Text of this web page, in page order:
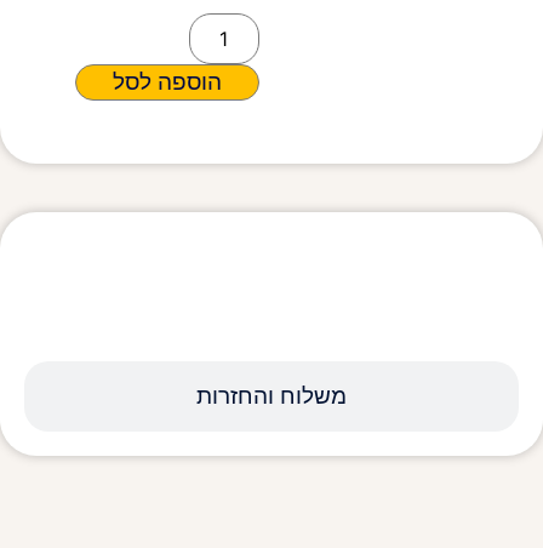
הוספה לסל
משלוח והחזרות